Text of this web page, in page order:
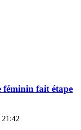
féminin fait étape
21:42